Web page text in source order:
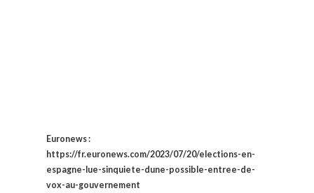
Euronews :
https://fr.euronews.com/2023/07/20/elections-en-
espagne-lue-sinquiete-dune-possible-entree-de-
vox-au-gouvernement